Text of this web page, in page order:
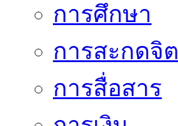
การศึกษา
การสะกดจิต
การสื่อสาร